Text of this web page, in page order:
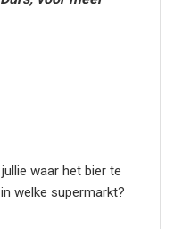
waar het bier te
welke supermarkt?